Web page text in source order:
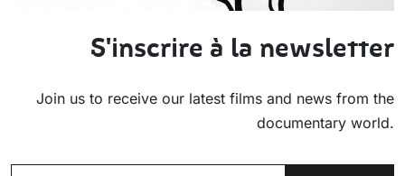
S'inscrire à la newsletter
Join us to receive our latest films and news from the
documentary world.
EMAIL